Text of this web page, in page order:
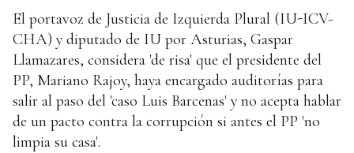
El portavoz de Justicia de Izquierda Plural (IU-ICV-
CHA) y diputado de IU por Asturias, Gaspar
Llamazares, considera 'de risa' que el presidente del
PP, Mariano Rajoy, haya encargado auditorías para
salir al paso del 'caso Luis Barcenas' y no acepta hablar
de un pacto contra la corrupción si antes el PP 'no
limpia su casa'.